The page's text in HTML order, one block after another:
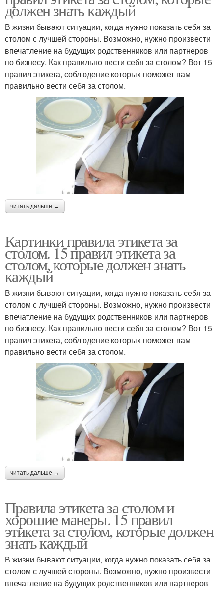
должен знать каждый
В жизни бывают ситуации, когда нужно показать себя за
столом с лучшей стороны. Возможно, нужно произвести
впечатление на будущих родственников или партнеров
по бизнесу. Как правильно вести себя за столом? Вот 15
правил этикета, соблюдение которых поможет вам
правильно вести себя за столом.
читать дальше →
Картинки правила этикета за
столом. 15 правил этикета за
столом, которые должен знать
каждый
В жизни бывают ситуации, когда нужно показать себя за
столом с лучшей стороны. Возможно, нужно произвести
впечатление на будущих родственников или партнеров
по бизнесу. Как правильно вести себя за столом? Вот 15
правил этикета, соблюдение которых поможет вам
правильно вести себя за столом.
читать дальше →
Правила этикета за столом и
хорошие манеры. 15 правил
этикета за столом, которые должен
знать каждый
В жизни бывают ситуации, когда нужно показать себя за
столом с лучшей стороны. Возможно, нужно произвести
впечатление на будущих родственников или партнеров